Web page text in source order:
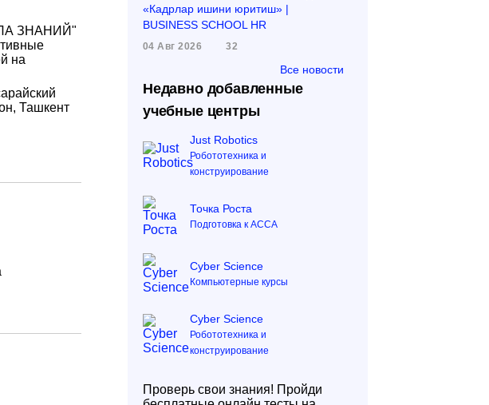
ЗНАНИЙ"
на
Ташкент
«Кадрлар ишини юритиш» |
BUSINESS SCHOOL HR
04 Авг 2026 32
Все новости
Недавно добавленные
учебные центры
Just Robotics
Робототехника и
конструирование
Точка Роста
Подготовка к ACCA
Cyber Science
Компьютерные курсы
Cyber Science
Робототехника и
конструирование
Проверь свои знания! Пройди